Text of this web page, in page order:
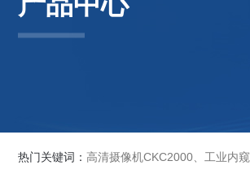
热门关键词： 高清摄像机CKC2000、工业内窥镜GCK-HD、电子内窥镜EVCK、自动洛氏硬度计、数显维氏硬度计、数显布